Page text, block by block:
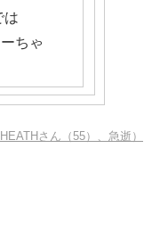
は
ちゃ
さん（55）、急逝）